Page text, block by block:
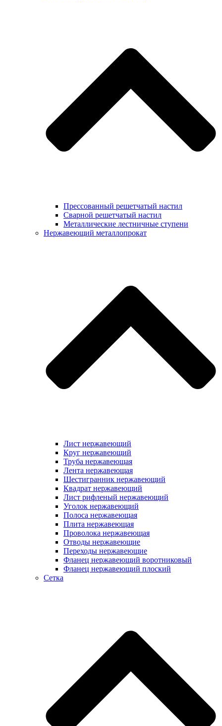
Прессованный решетчатый настил
Сварной решетчатый настил
Металлические лестничные ступени
Нержавеющий металлопрокат
Лист нержавеющий
Круг нержавеющий
Труба нержавеющая
Лента нержавеющая
Шестигранник нержавеющий
Квадрат нержавеющий
Лист рифленый нержавеющий
Уголок нержавеющий
Полоса нержавеющая
Плита нержавеющая
Проволока нержавеющая
Отводы нержавеющие
Переходы нержавеющие
Фланец нержавеющий воротниковый
Фланец нержавеющий плоский
Сетка